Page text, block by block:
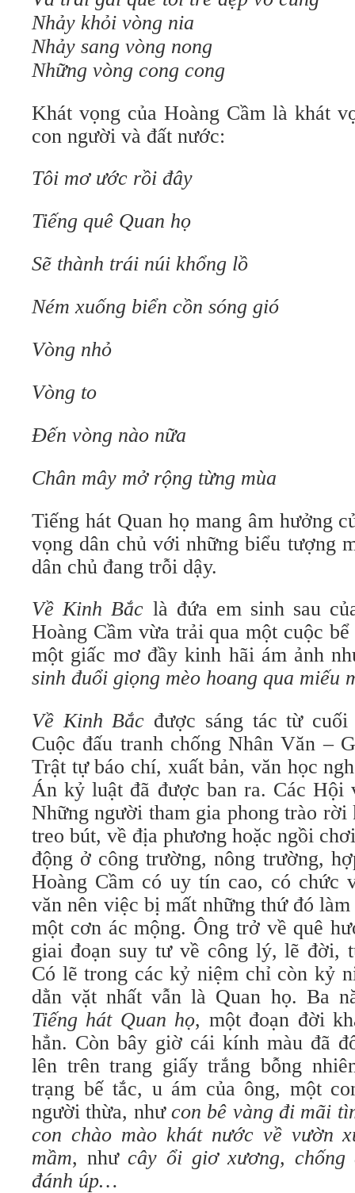
Nhảy khỏi vòng nia
Nhảy sang vòng nong
Những vòng cong cong
Khát vọng của Hoàng Cầm là khát
con người và đất nước:
Tôi mơ ước rồi đây
Tiếng quê Quan họ
Sẽ thành trái núi khổng lồ
Ném xuống biển cồn sóng gió
Vòng nhỏ
Vòng to
Đến vòng nào nữa
Chân mây mở rộng từng mùa
Tiếng hát Quan họ mang âm hưởng
vọng dân chủ với những biểu tượng
dân chủ đang trỗi dậy.
Về Kinh Bắc là đứa em sinh sau
Hoàng Cầm vừa trải qua một cuộc
một giấc mơ đầy kinh hãi ám ảnh
sinh đuổi giọng mèo hoang qua miếu
Về Kinh Bắc được sáng tác từ
Cuộc đấu tranh chống Nhân Văn –
Trật tự báo chí, xuất bản, văn học
Án kỷ luật đã được ban ra. Các Hội
Những người tham gia phong trào
treo bút, về địa phương hoặc ngồi
động ở công trường, nông trường,
Hoàng Cầm có uy tín cao, có chức
văn nên việc bị mất những thứ đó
một cơn ác mộng. Ông trở về quê
giai đoạn suy tư về công lý, lẽ đời,
Có lẽ trong các kỷ niệm chỉ còn kỷ
dằn vặt nhất vẫn là Quan họ. Ba
Tiếng hát Quan họ, một đoạn đời
hẳn. Còn bây giờ cái kính màu đã
lên trên trang giấy trắng bỗng
trạng bế tắc, u ám của ông, một
người thừa, như con bê vàng đi mãi
con chào mào khát nước về vườn
mầm, nhưcây ổi giơ xương, chống
đánh úp…